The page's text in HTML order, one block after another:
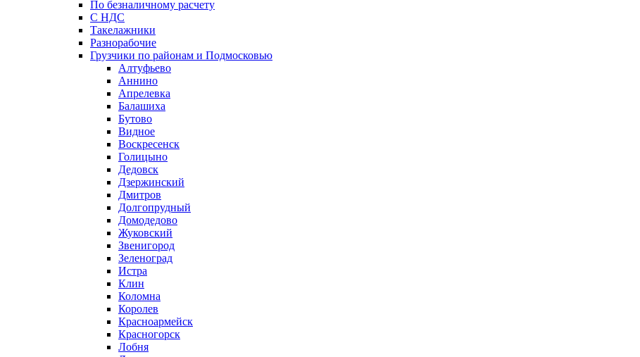
По безналичному расчету
С НДС
Такелажники
Разнорабочие
Грузчики по районам и Подмосковью
Алтуфьево
Аннино
Апрелевка
Балашиха
Бутово
Видное
Воскресенск
Голицыно
Дедовск
Дзержинский
Дмитров
Долгопрудный
Домодедово
Жуковский
Звенигород
Зеленоград
Истра
Клин
Коломна
Королев
Красноармейск
Красногорск
Лобня